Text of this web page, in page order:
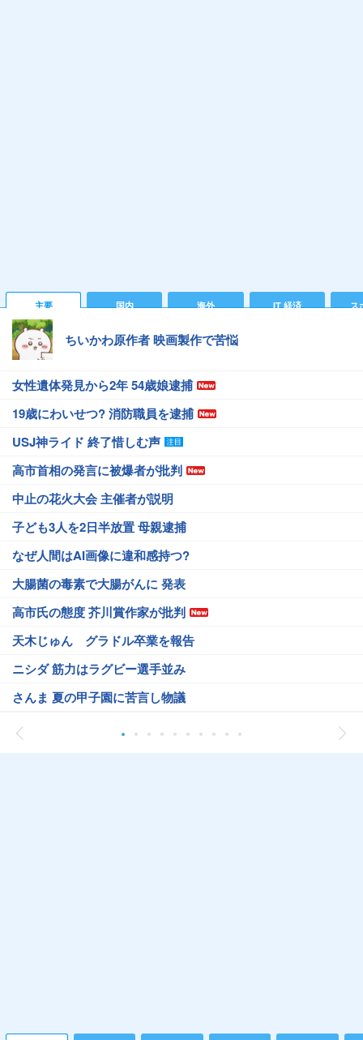
主要 国内 海外 IT 経済 ス
ちいかわ原作者 映画製作で苦悩
女性遺体発見から2年 54歳娘逮捕
19歳にわいせつ? 消防職員を逮捕
USJ神ライド 終了惜しむ声
高市首相の発言に被爆者が批判
中止の花火大会 主催者が説明
子ども3人を2日半放置 母親逮捕
なぜ人間はAI画像に違和感持つ?
大腸菌の毒素で大腸がんに 発表
高市氏の態度 芥川賞作家が批判
天木じゅん グラドル卒業を報告
ニシダ 筋力はラグビー選手並み
さんま 夏の甲子園に苦言し物議